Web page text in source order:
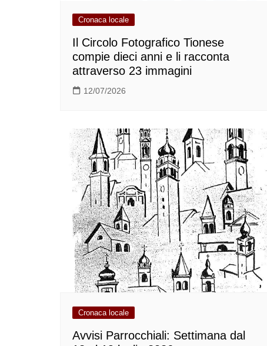
Cronaca locale
Il Circolo Fotografico Tionese
compie dieci anni e li racconta
attraverso 23 immagini
12/07/2026
Cronaca locale
Avvisi Parrocchiali: Settimana dal